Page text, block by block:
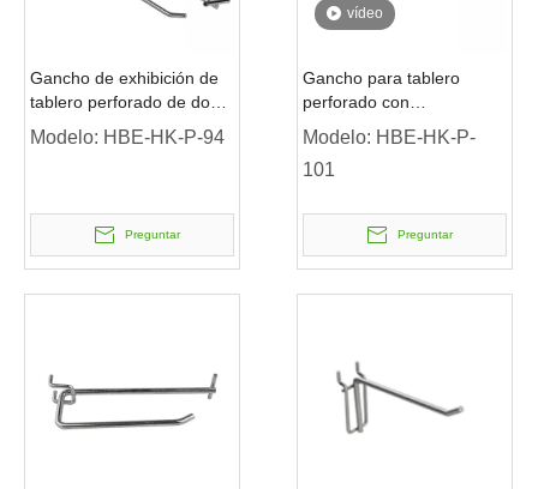
Gancho de exhibición de
tablero perforado de doble
línea
Modelo: HBE-HK-P-94
Preguntar
vídeo
Gancho para tablero
perforado con
portaetiquetas
Modelo: HBE-HK-P-
101
Preguntar